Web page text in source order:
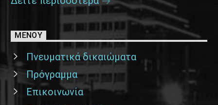
ΜΕΝΟΥ
Πνευματικά δικαιώματα
Πρόγραμμα
Επικοινωνία